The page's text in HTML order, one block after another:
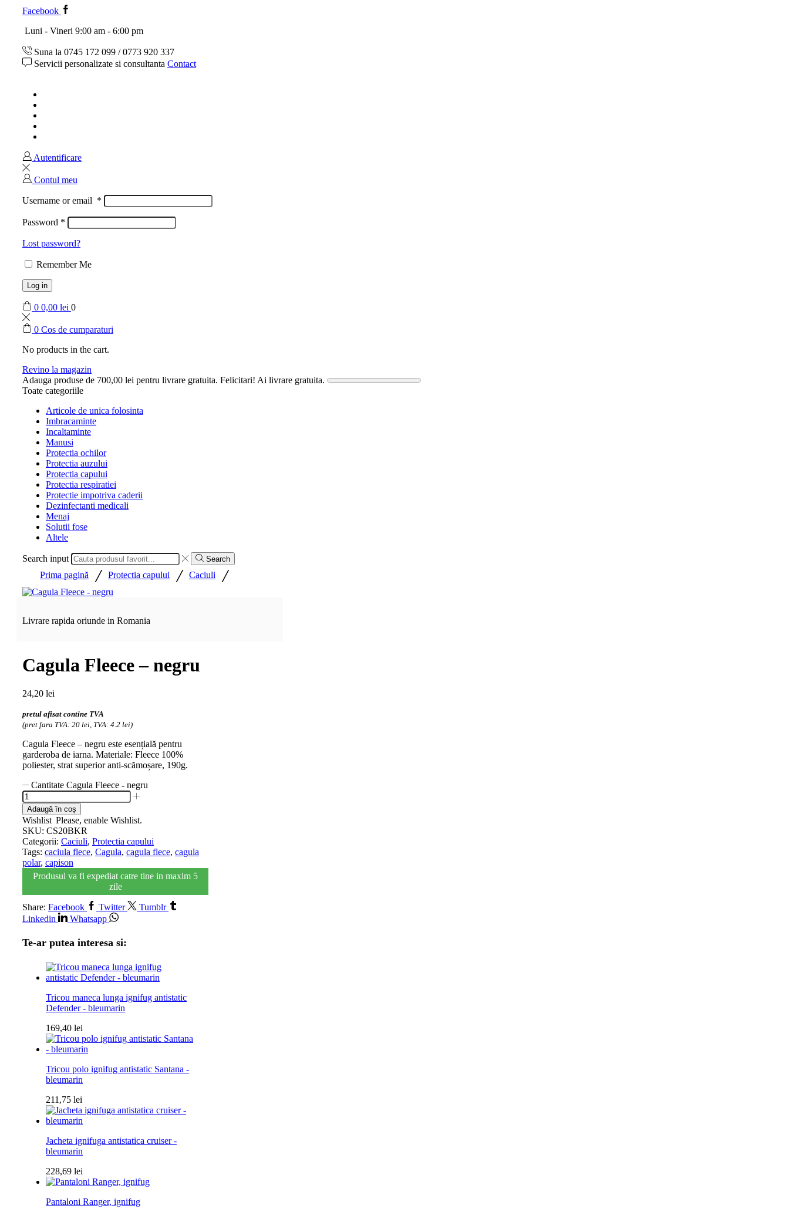
Facebook
Luni - Vineri 9:00 am - 6:00 pm
Suna la 0745 172 099 / 0773 920 337
Servicii personalizate si consultanta Contact
Autentificare
Contul meu
Username or email *
Password *
Lost password?
Remember Me
Log in
0 0,00 lei 0
0 Cos de cumparaturi
No products in the cart.
Revino la magazin
Adauga produse de 700,00 lei pentru livrare gratuita. Felicitari! Ai livrare gratuita.
Toate categoriile
Articole de unica folosinta
Imbracaminte
Incaltaminte
Manusi
Protectia ochilor
Protectia auzului
Protectia capului
Protectia respiratiei
Protectie impotriva caderii
Dezinfectanti medicali
Menaj
Solutii fose
Altele
Search input Search
Prima pagină / Protectia capului / Caciuli /
Livrare rapida oriunde in Romania
Cagula Fleece – negru
24,20 lei
pretul afisat contine TVA
(pret fara TVA: 20 lei, TVA: 4.2 lei)
Cagula Fleece – negru este esențială pentru
garderoba de iarna. Materiale: Fleece 100%
poliester, strat superior anti-scămoșare, 190g.
Cantitate Cagula Fleece - negru
Adaugă în coș
Wishlist Please, enable Wishlist.
SKU: CS20BKR
Categorii: Caciuli, Protectia capului
Tags: caciula flece, Cagula, cagula flece, cagula
polar, capison
Produsul va fi expediat catre tine in maxim 5
zile
Share: Facebook Twitter
Tumblr
Linkedin
Whatsapp
Te-ar putea interesa si:
Tricou maneca lunga ignifug antistatic
Defender - bleumarin
169,40 lei
Tricou polo ignifug antistatic Santana -
bleumarin
211,75 lei
Jacheta ignifuga antistatica cruiser -
bleumarin
228,69 lei
Pantaloni Ranger, ignifug